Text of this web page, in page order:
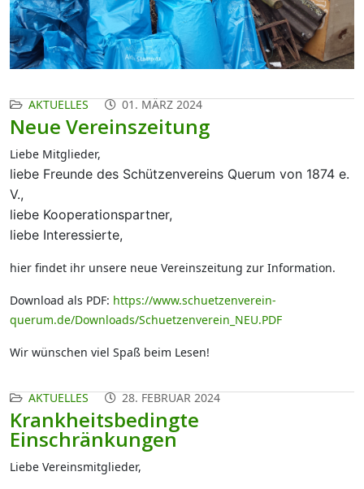
AKTUELLES 01. MÄRZ 2024
Neue Vereinszeitung
Liebe Mitglieder,
liebe Freunde des Schützenvereins Querum von 1874 e.
V.,
liebe Kooperationspartner,
liebe Interessierte,
hier findet ihr unsere neue Vereinszeitung zur Information.
Download als PDF: https://www.schuetzenverein-
querum.de/Downloads/Schuetzenverein_NEU.PDF
Wir wünschen viel Spaß beim Lesen!
AKTUELLES 28. FEBRUAR 2024
Krankheitsbedingte
Einschränkungen
Liebe Vereinsmitglieder,